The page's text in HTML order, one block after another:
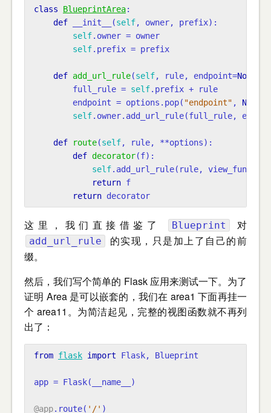
class BlueprintArea:
def
__init__ (self, owner, prefix):
self. owner = owner
self. prefix = prefix
def add_url_rule(self, rule, endpoint=None
full_rule = self. prefix +
rule
endpoint = options . pop( "endpoint" , None
self. owner. add_url_rule(full_rule,
def route(self, rule, **options):
def decorator(f):
self. add_url_rule( rule, view_func
return f
return decorator
这里，我们直接借鉴了 Blueprint 对
add_url_rule
的实现，只是加上了自己的前
缀。
然后，我们写个简单的 Flask 应用来测试一下。为了
证明 Area 是可以嵌套的，我们在 area1 下面再挂一
个 area11。为简洁起见，完整的视图函数就不再列
出了：
from flask import Flask, Blueprint
app = Flask( __name__ )
@app. route( '/' )